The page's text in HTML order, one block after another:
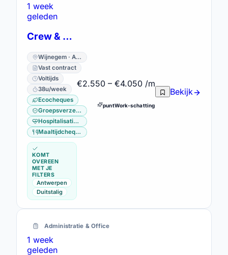
1 week
geleden
Crew & Operations Planner
Wijnegem · Antwerpen
Vast contract
Voltijds
38u/week
Ecocheques
Groepsverzekering
Hospitalisatieverzekering
Maaltijdcheques
KOMT
OVEREEN
MET JE
FILTERS
Antwerpen
Duitstalig
€2.550 – €4.050 /m
puntWork-schatting
Bekijk
Administratie & Office
1 week
geleden